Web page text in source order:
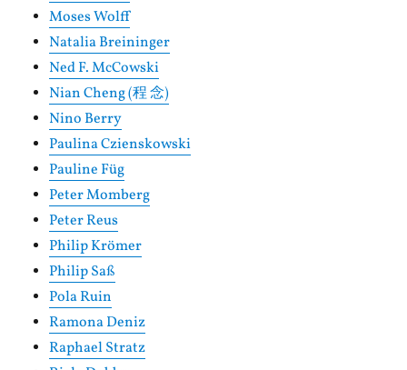
Moses Wolff
Natalia Breininger
Ned F. McCowski
Nian Cheng (程 念)
Nino Berry
Paulina Czienskowski
Pauline Füg
Peter Momberg
Peter Reus
Philip Krömer
Philip Saß
Pola Ruin
Ramona Deniz
Raphael Stratz